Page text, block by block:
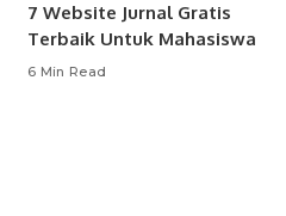
7 Website Jurnal Gratis
Terbaik Untuk Mahasiswa
6 Min Read